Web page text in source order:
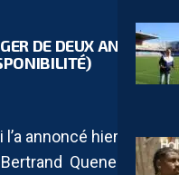
DE DEUX ANS
annoncé hier soir
Queneutte.